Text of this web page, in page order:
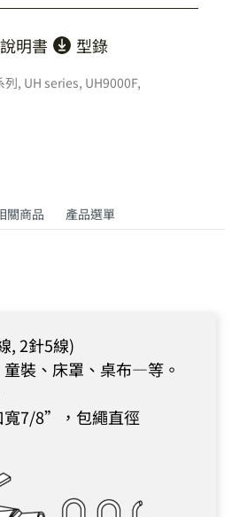
明書 型錄
列, UH series, UH9000F,
關商品 產品選單
, 2針5線)
裝、床罩、桌布—等。
寬7/8”，包繩直徑